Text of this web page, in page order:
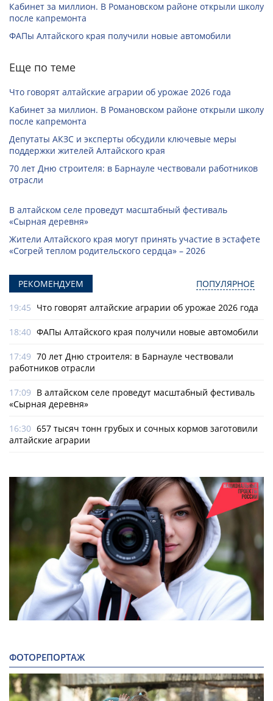
Кабинет за миллион. В Романовском районе открыли школу
после капремонта
ФАПы Алтайского края получили новые автомобили
Еще по теме
Что говорят алтайские аграрии об урожае 2026 года
Кабинет за миллион. В Романовском районе открыли школу
после капремонта
Депутаты АКЗС и эксперты обсудили ключевые меры
поддержки жителей Алтайского края
70 лет Дню строителя: в Барнауле чествовали работников
отрасли
В алтайском селе проведут масштабный фестиваль
«Сырная деревня»
Жители Алтайского края могут принять участие в эстафете
«Согрей теплом родительского сердца» – 2026
РЕКОМЕНДУЕМ ПОПУЛЯРНОЕ
19:45 Что говорят алтайские аграрии об урожае 2026 года
18:40 ФАПы Алтайского края получили новые автомобили
17:49 70 лет Дню строителя: в Барнауле чествовали
работников отрасли
17:09 В алтайском селе проведут масштабный фестиваль
«Сырная деревня»
16:30 657 тысяч тонн грубых и сочных кормов заготовили
алтайские аграрии
ФОТОРЕПОРТАЖ